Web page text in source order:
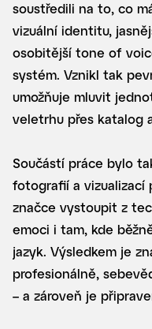
soustředili na to, co
vizuální identitu,
osobitější tone of
systém. Vznikl tak
umožňuje mluvit
veletrhu přes katalog
Součástí práce bylo
fotografií a vizualizací
značce vystoupit z
emoci i tam, kde
jazyk. Výsledkem je
profesionálně,
– a zároveň je